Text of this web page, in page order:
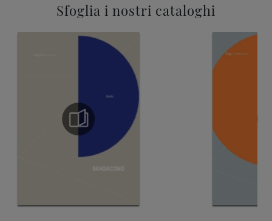
Sfoglia i nostri cataloghi